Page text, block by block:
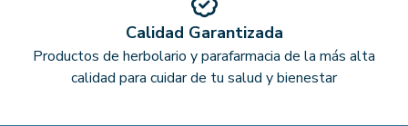
Calidad Garantizada
Productos de herbolario y parafarmacia de la más alta
calidad para cuidar de tu salud y bienestar